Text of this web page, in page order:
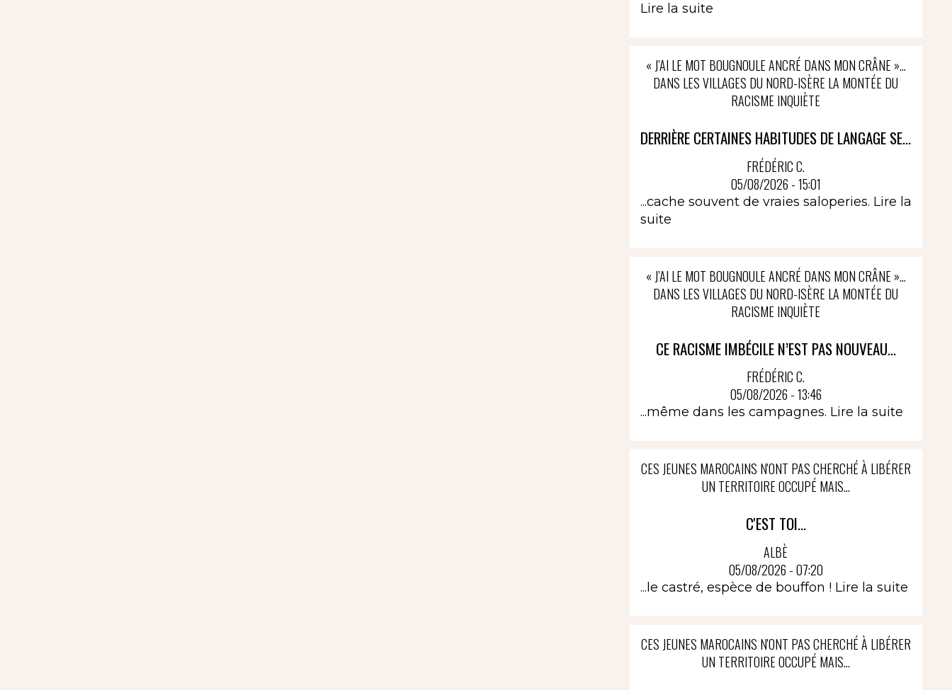
Lire la suite
« J’AI LE MOT BOUGNOULE ANCRÉ DANS MON CRÂNE »…
DANS LES VILLAGES DU NORD-ISÈRE LA MONTÉE DU
RACISME INQUIÈTE
DERRIÈRE CERTAINES HABITUDES DE LANGAGE SE...
FRÉDÉRIC C.
05/08/2026 - 15:01
...cache souvent de vraies saloperies. Lire la
suite
« J’AI LE MOT BOUGNOULE ANCRÉ DANS MON CRÂNE »…
DANS LES VILLAGES DU NORD-ISÈRE LA MONTÉE DU
RACISME INQUIÈTE
CE RACISME IMBÉCILE N’EST PAS NOUVEAU...
FRÉDÉRIC C.
05/08/2026 - 13:46
...même dans les campagnes. Lire la suite
CES JEUNES MAROCAINS N'ONT PAS CHERCHÉ À LIBÉRER
UN TERRITOIRE OCCUPÉ MAIS...
C'EST TOI...
ALBÈ
05/08/2026 - 07:20
...le castré, espèce de bouffon ! Lire la suite
CES JEUNES MAROCAINS N'ONT PAS CHERCHÉ À LIBÉRER
UN TERRITOIRE OCCUPÉ MAIS...